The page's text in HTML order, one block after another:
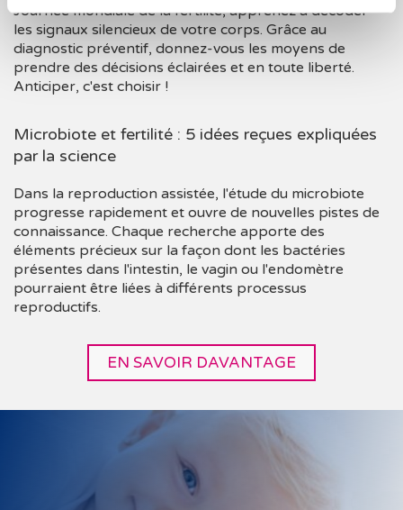
Journée mondiale de la fertilité, apprenez à décoder
les signaux silencieux de votre corps. Grâce au
diagnostic préventif, donnez-vous les moyens de
prendre des décisions éclairées et en toute liberté.
Anticiper, c'est choisir !
Microbiote et fertilité : 5 idées reçues expliquées
par la science
Dans la reproduction assistée, l'étude du microbiote
progresse rapidement et ouvre de nouvelles pistes de
connaissance. Chaque recherche apporte des
éléments précieux sur la façon dont les bactéries
présentes dans l'intestin, le vagin ou l'endomètre
pourraient être liées à différents processus
reproductifs.
EN SAVOIR DAVANTAGE